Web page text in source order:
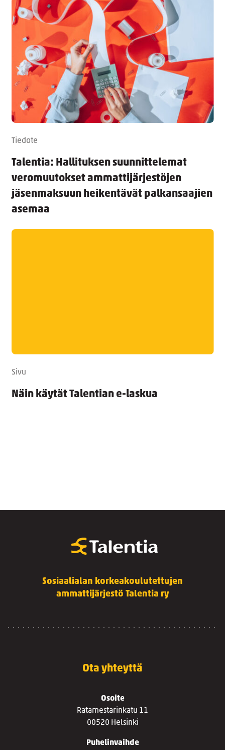
Tiedote
Talentia: Hallituksen suunnittelemat
veromuutokset ammattijärjestöjen
jäsenmaksuun heikentävät palkansaajien
asemaa
Sivu
Näin käytät Talentian e-laskua
Sosiaalialan korkeakoulutettujen
ammattijärjestö Talentia ry
Ota yhteyttä
Osoite
Ratamestarinkatu 11
00520 Helsinki
Puhelinvaihde